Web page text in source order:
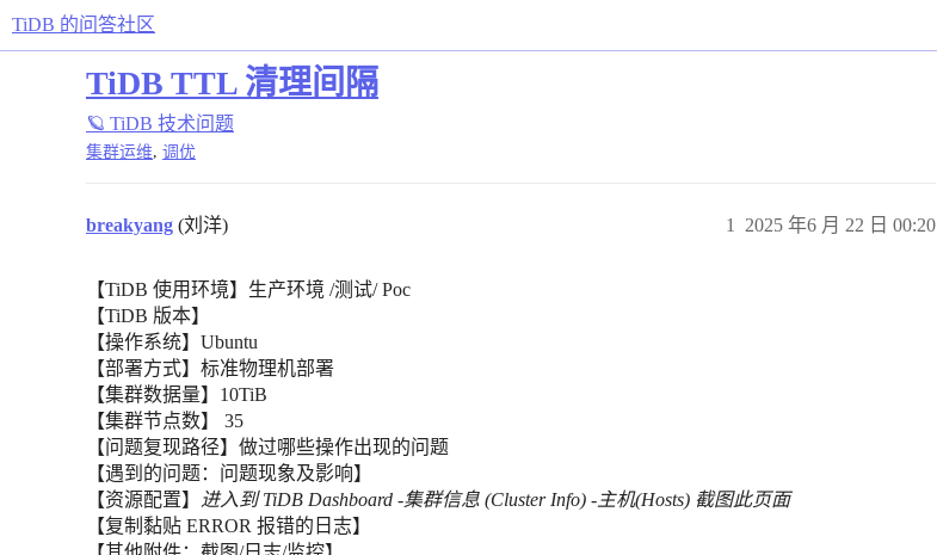
TiDB 的问答社区
TiDB TTL 清理间隔
🪐 TiDB 技术问题
集群运维, 调优
breakyang (刘洋) 2025 年6 月 22 日 00:20
1
【TiDB 使用环境】生产环境 /测试/ Poc
【TiDB 版本】
【操作系统】Ubuntu
【部署方式】标准物理机部署
【集群数据量】10TiB
【集群节点数】 35
【问题复现路径】做过哪些操作出现的问题
【遇到的问题：问题现象及影响】
【资源配置】
进入到 TiDB Dashboard -集群信息 (Cluster Info) -主机(Hosts) 截图此页面
【复制黏贴 ERROR 报错的日志】